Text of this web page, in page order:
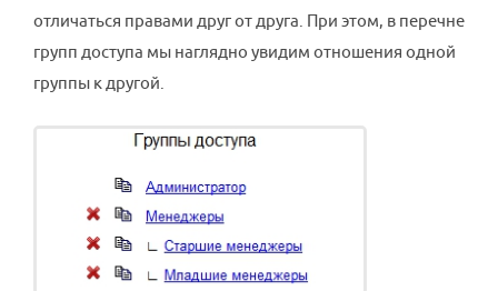
отличаться правами друг от друга. При этом, в перечне
групп доступа мы наглядно увидим отношения одной
группы к другой.